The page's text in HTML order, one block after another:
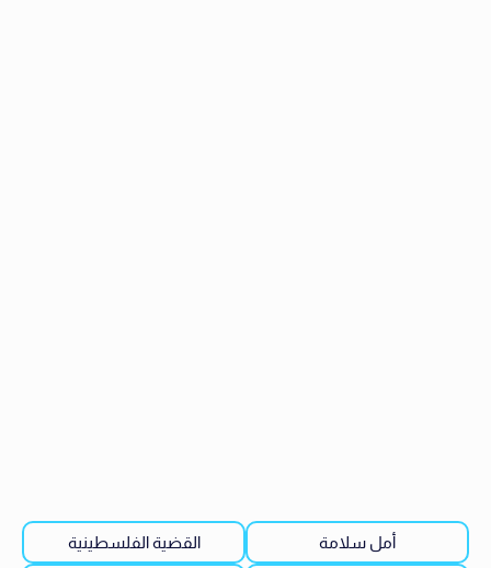
أمل سلامة القضية الفلسطينية